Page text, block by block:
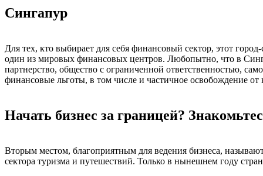
Сингапур
Для тех, кто выбирает для себя финансовый сектор, этот
один из мировых финансовых центров. Любопытно, что в
партнерство, общество с ограниченной ответственностью,
финансовые льготы, в том числе и частичное освобождение
Начать бизнес за границей?
Вторым местом, благоприятным для ведения бизнеса,
сектора туризма и путешествий. Только в нынешнем году